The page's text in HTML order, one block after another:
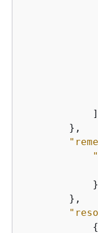
            ]
        },
            }
        },
{